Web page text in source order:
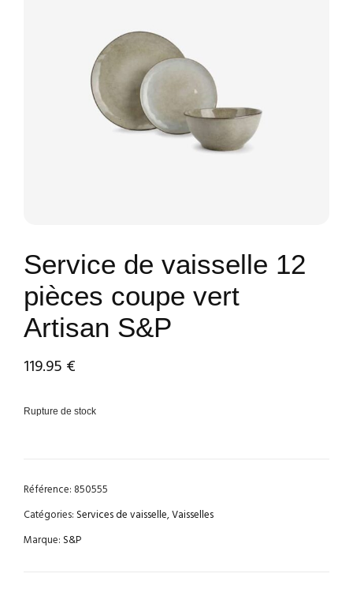
Service de vaisselle 12
pièces coupe vert
Artisan S&P
119.95 €
Rupture de stock
Référence: 850555
Catégories: Services de vaisselle,Vaisselles
Marque: S&P